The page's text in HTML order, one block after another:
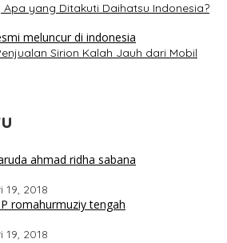
Apa yang Ditakuti Daihatsu Indonesia?
Sirion Kalah Jauh dari Mobil
19, 2018
19, 2018